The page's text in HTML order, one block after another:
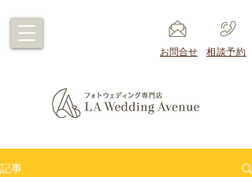
​お問合せ ​相談予約
記事